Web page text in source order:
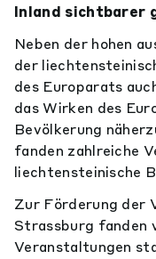
Inland sichtbarer
Neben der hohen
der
des Europarats
das Wirken des
Bevölkerung
fanden zahlreiche
liechtensteinische
Zur Förderung der
Strassburg fanden
Veranstaltungen